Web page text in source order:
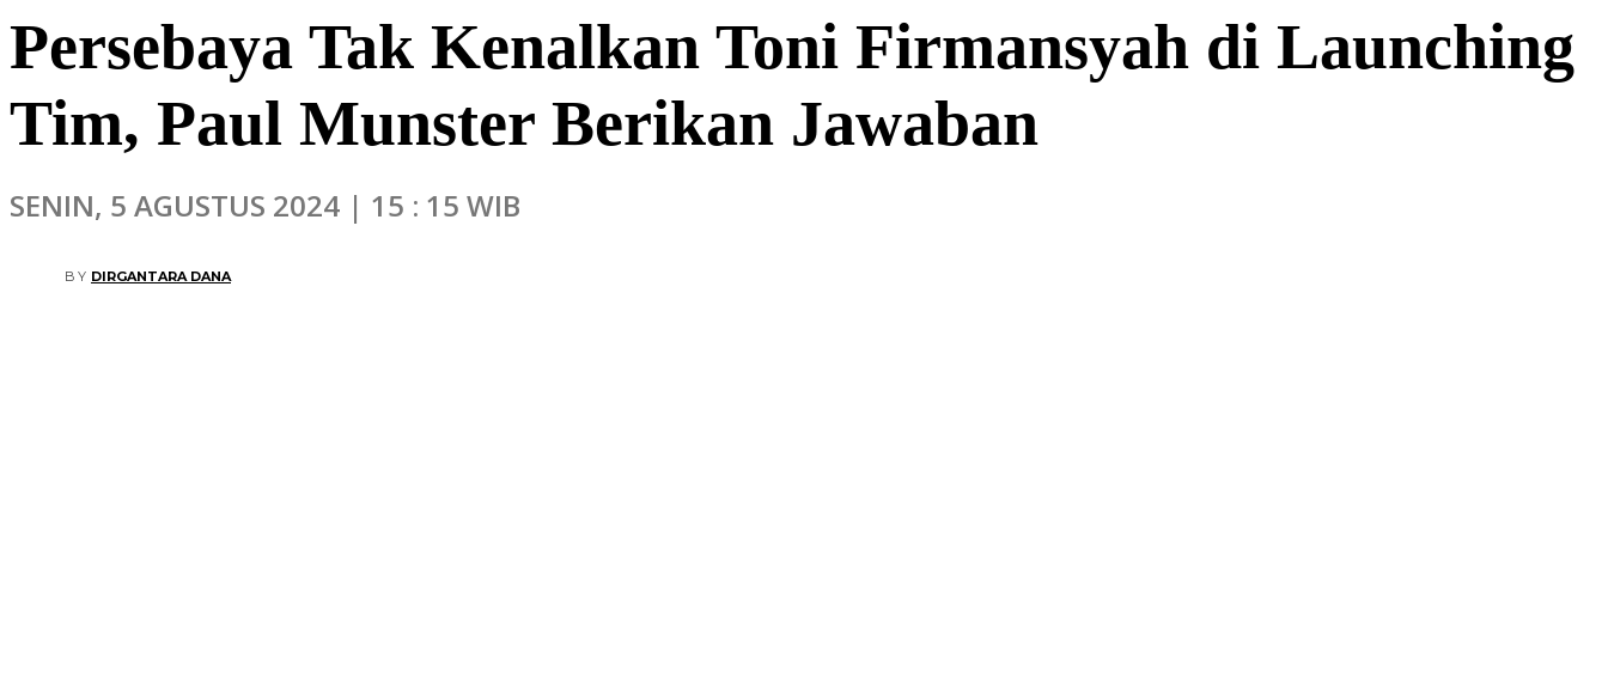
Persebaya Tak Kenalkan Toni Firmansyah di Launching
Tim, Paul Munster Berikan Jawaban
SENIN, 5 AGUSTUS 2024 | 15 : 15 WIB
BY DIRGANTARA DANA